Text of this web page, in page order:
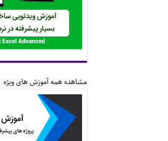
مشاهده همه آموزش های ویژه